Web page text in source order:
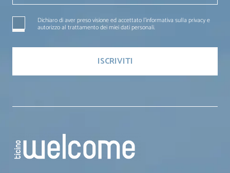
Dichiaro di aver preso visione ed accettato l'informativa sulla privacy e
autorizzo al trattamento dei miei dati personali.